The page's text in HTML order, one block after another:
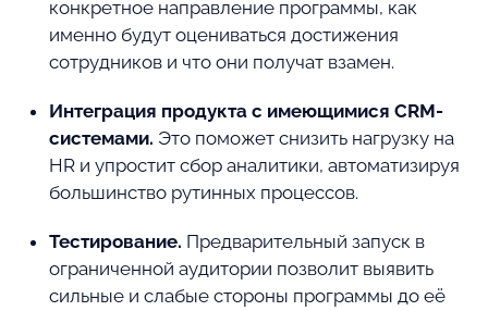
конкретное направление программы, как
именно будут оцениваться достижения
сотрудников и что они получат взамен.
Интеграция продукта с имеющимися CRM-
системами. Это поможет снизить нагрузку на
HR и упростит сбор аналитики, автоматизируя
большинство рутинных процессов.
Тестирование. Предварительный запуск в
ограниченной аудитории позволит выявить
сильные и слабые стороны программы до её